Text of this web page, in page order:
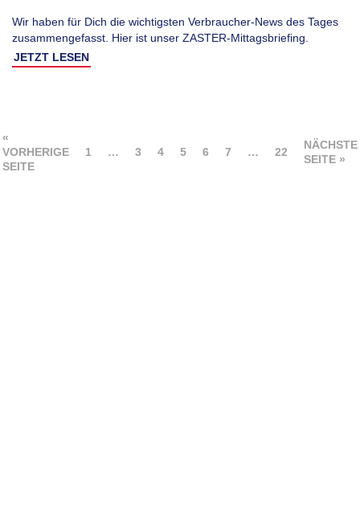
Wir haben für Dich die wichtigsten Verbraucher-News des Tages
zusammengefasst. Hier ist unser ZASTER-Mittagsbriefing.
JETZT LESEN
«
VORHERIGE
SEITE
1 … 3 4 5 6 7 … 22
NÄCHSTE
SEITE »